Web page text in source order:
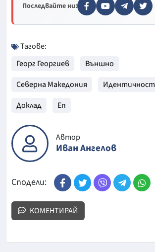
Последвайте ни:
Тагове:
Георг Георгиев
Външно
Северна Македония
Идентичност
Доклад
Еп
Автор
Иван Ангелов
Сподели:
КОМЕНТИРАЙ